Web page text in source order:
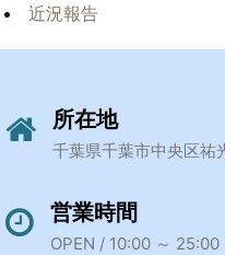
近況報告
所在地
千葉県千葉市中央区祐
営業時間
OPEN / 10:00 ～ 25:00